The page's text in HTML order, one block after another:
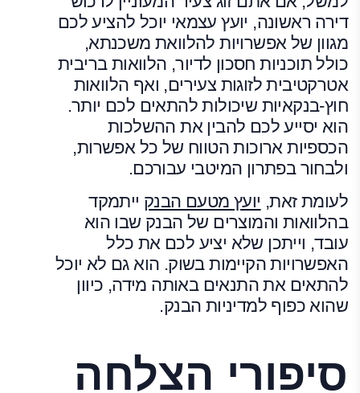
דירה ראשונה, יועץ עצמאי יוכל להציע לכם
מגוון של אפשרויות להלוואת משכנתא,
כולל תוכניות חסכון לדיור, הלוואות בריבית
אטרקטיבית לזוגות צעירים, ואף הלוואות
חוץ-בנקאיות שיכולות להתאים לכם יותר.
הוא יסייע לכם להבין את ההשלכות
הכספיות ארוכות הטווח של כל אפשרות,
ולבחור בפתרון המיטבי עבורכם.
לעומת זאת, יועץ מטעם הבנק ייתמקד
בהלוואות והמוצרים של הבנק שבו הוא
עובד, וייתכן שלא יציע לכם את כלל
האפשרויות הקיימות בשוק. הוא גם לא יוכל
להתאים את התנאים באותה מידה, כיוון
שהוא כפוף למדיניות הבנק.
סיפורי הצלחה